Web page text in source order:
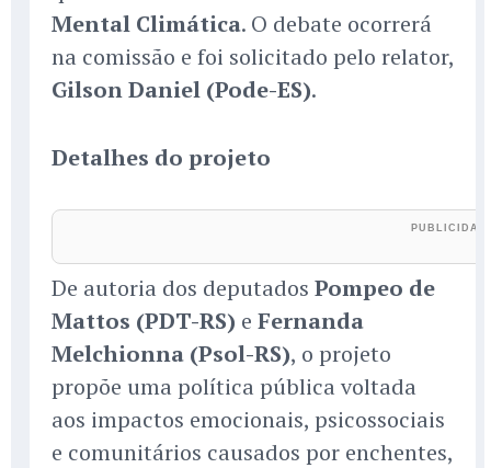
Mental Climática. O debate ocorrerá
na comissão e foi solicitado pelo relator,
Gilson Daniel (Pode-ES).
Detalhes do projeto
De autoria dos deputados Pompeo de
Mattos (PDT-RS) e Fernanda
Melchionna (Psol-RS), o projeto
propõe uma política pública voltada
aos impactos emocionais, psicossociais
e comunitários causados por enchentes,